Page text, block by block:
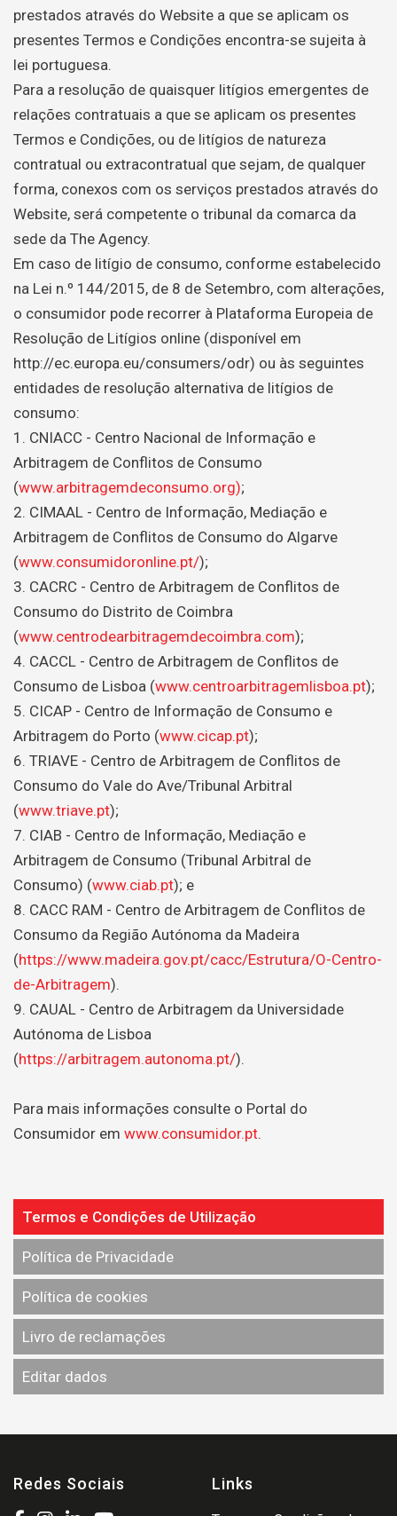
prestados através do Website a que se aplicam os
presentes Termos e Condições encontra-se sujeita à
lei portuguesa.
Para a resolução de quaisquer litígios emergentes de
relações contratuais a que se aplicam os presentes
Termos e Condições, ou de litígios de natureza
contratual ou extracontratual que sejam, de qualquer
forma, conexos com os serviços prestados através do
Website, será competente o tribunal da comarca da
sede da The Agency.
Em caso de litígio de consumo, conforme estabelecido
na Lei n.º 144/2015, de 8 de Setembro, com alterações,
o consumidor pode recorrer à Plataforma Europeia de
Resolução de Litígios online (disponível em
http://ec.europa.eu/consumers/odr) ou às seguintes
entidades de resolução alternativa de litígios de
consumo:
1. CNIACC - Centro Nacional de Informação e
Arbitragem de Conflitos de Consumo
(www.arbitragemdeconsumo.org);
2. CIMAAL - Centro de Informação, Mediação e
Arbitragem de Conflitos de Consumo do Algarve
(www.consumidoronline.pt/);
3. CACRC - Centro de Arbitragem de Conflitos de
Consumo do Distrito de Coimbra
(www.centrodearbitragemdecoimbra.com);
4. CACCL - Centro de Arbitragem de Conflitos de
Consumo de Lisboa (www.centroarbitragemlisboa.pt);
5. CICAP - Centro de Informação de Consumo e
Arbitragem do Porto (www.cicap.pt);
6. TRIAVE - Centro de Arbitragem de Conflitos de
Consumo do Vale do Ave/Tribunal Arbitral
(www.triave.pt);
7. CIAB - Centro de Informação, Mediação e
Arbitragem de Consumo (Tribunal Arbitral de
Consumo) (www.ciab.pt); e
8. CACC RAM - Centro de Arbitragem de Conflitos de
Consumo da Região Autónoma da Madeira
(https://www.madeira.gov.pt/cacc/Estrutura/O-Centro-
de-Arbitragem).
9. CAUAL - Centro de Arbitragem da Universidade
Autónoma de Lisboa
(https://arbitragem.autonoma.pt/).
Para mais informações consulte o Portal do
Consumidor em www.consumidor.pt.
Termos e Condições de Utilização
Política de Privacidade
Política de cookies
Livro de reclamações
Editar dados
Redes Sociais Links